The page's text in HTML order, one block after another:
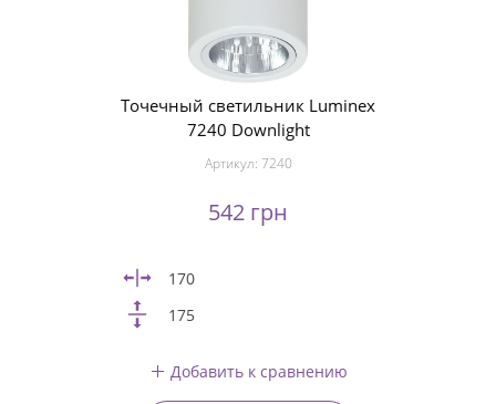
Точечный светильник Luminex
7240 Downlight
Артикул: 7240
542 грн
170
175
Добавить к сравнению